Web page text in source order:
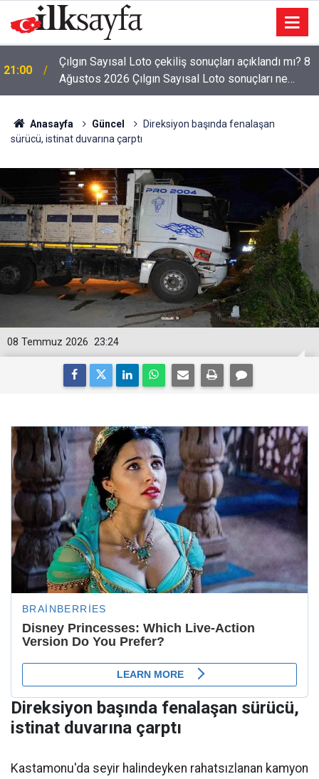
20:53
Bakan Çiftçi: Her 100 bin vatandaşımıza bir polis
merkezi planlıyoruz
Anasayfa Güncel
Direksiyon başında fenalaşan
sürücü, istinat duvarına çarptı
23:24
08 Temmuz 2026
Direksiyon başında fenalaşan sürücü,
istinat duvarına çarptı
Kastamonu'da seyir halindeyken rahatsızlanan kamyon